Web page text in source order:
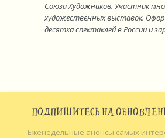
Союза Художников. Участник
художественных выставок.
десятка спектаклей в России и
ПОДПИШИТЕСЬ НА
Еженедельные анонсы самых